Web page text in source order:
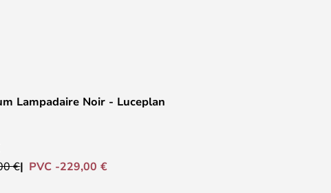
Lampadaire Noir - Luceplan
€ PVC -229,00 €